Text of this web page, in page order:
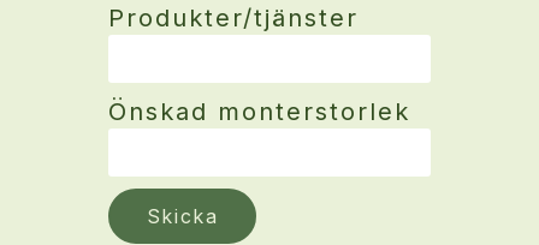
Produkter/tjänster
Önskad monterstorlek
Skicka